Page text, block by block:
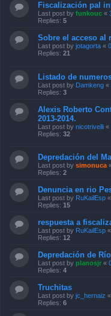
Fiscalización pal
Last post by funkouc «
Replies: 5
Sobre el acceso al
Last post by jotagorta «
Replies: 21
Listado de
Last post by Damkeng «
Replies: 3
Alexis Roberto
2013-2014.
Last post by nicotrivelli «
Replies: 32
Depredación del
Last post by simonuca
Replies: 2
Denuncia en rio
Last post by RuKailEsp «
Replies: 15
respuesta a
Last post by RuKailEsp «
Replies: 12
Depredación de
Last post by planosjr «
Replies: 4
Truchitas
Last post by jc_hernaiz «
Replies: 6